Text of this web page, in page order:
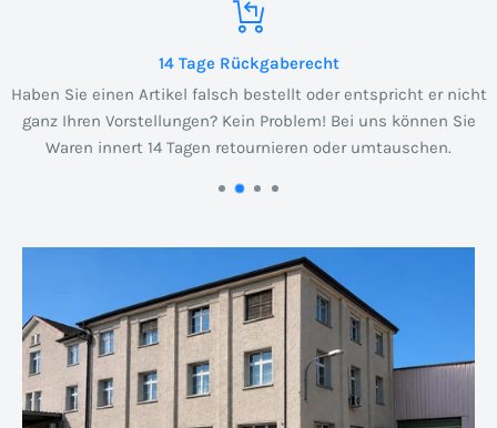
er nicht
können Sie
Wir lieben Support
Ihre Zufriedenheit ist uns wichtig! Unser
steht Ihnen für alle Fragen zur Verfügung.
zu kontaktieren!